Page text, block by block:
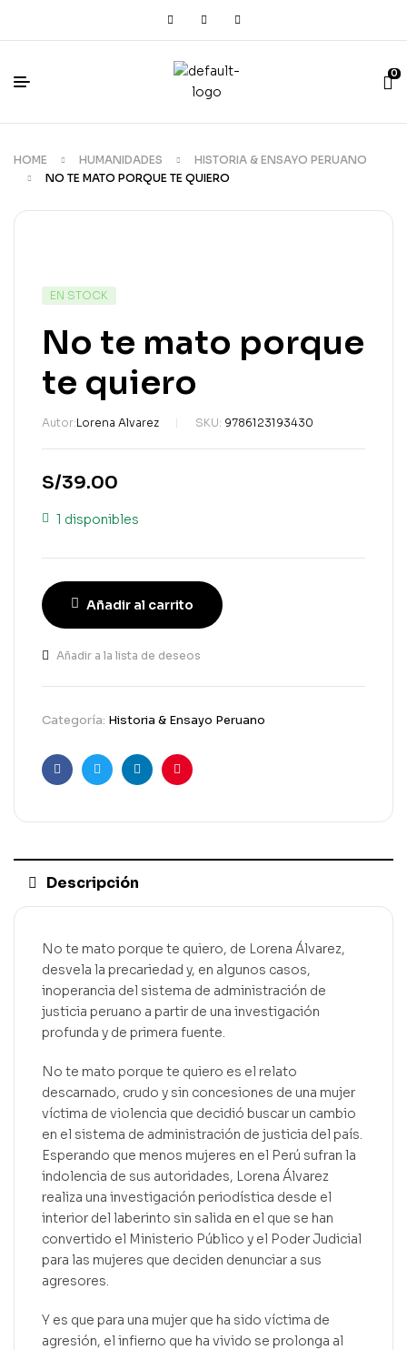
0
HOME HUMANIDADES
HISTORIA & ENSAYO PERUANO
NO TE MATO PORQUE TE QUIERO
EN STOCK
No te mato porque
te quiero
Autor:Lorena Alvarez SKU: 9786123193430
S/39.00
1 disponibles
Añadir al carrito
Añadir a la lista de deseos
Categoría: Historia & Ensayo Peruano
FacebookGorjeoLinkedInPinterest
Descripción
No te mato porque te quiero, de Lorena Álvarez,
desvela la precariedad y, en algunos casos,
inoperancia del sistema de administración de
justicia peruano a partir de una investigación
profunda y de primera fuente.
No te mato porque te quiero es el relato
descarnado, crudo y sin concesiones de una mujer
víctima de violencia que decidió buscar un cambio
en el sistema de administración de justicia del país.
Esperando que menos mujeres en el Perú sufran la
indolencia de sus autoridades, Lorena Álvarez
realiza una investigación periodística desde el
interior del laberinto sin salida en el que se han
convertido el Ministerio Público y el Poder Judicial
para las mujeres que deciden denunciar a sus
agresores.
Y es que para una mujer que ha sido víctima de
agresión, el infierno que ha vivido se prolonga al